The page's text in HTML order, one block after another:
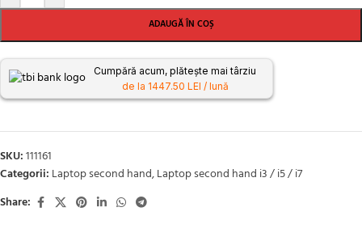
ADAUGĂ ÎN COȘ
Cumpără acum, plătește mai târziu
de la 1447.50 LEI / lună
SKU:111161
Categorii: Laptop second hand,Laptop second hand i3 / i5 / i7
Share: